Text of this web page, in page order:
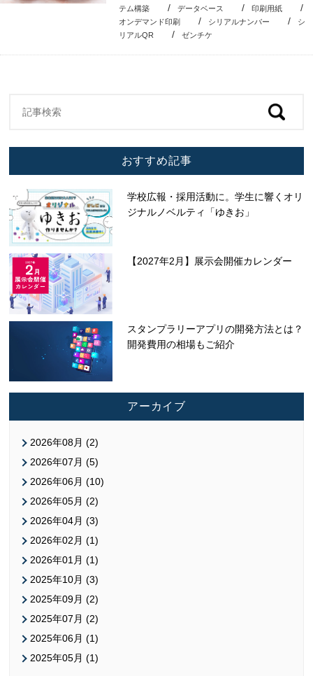
テム構築
データベース
印刷用紙
オンデマンド印刷
シリアルナンバー
シ
リアルQR
ゼンチケ
おすすめ記事
学校広報・採用活動に。学生に響くオリ
ジナルノベルティ「ゆきお」
【2027年2月】展示会開催カレンダー
スタンプラリーアプリの開発方法とは？
開発費用の相場もご紹介
アーカイブ
2026年08月 (2)
2026年07月 (5)
2026年06月 (10)
2026年05月 (2)
2026年04月 (3)
2026年02月 (1)
2026年01月 (1)
2025年10月 (3)
2025年09月 (2)
2025年07月 (2)
2025年06月 (1)
2025年05月 (1)